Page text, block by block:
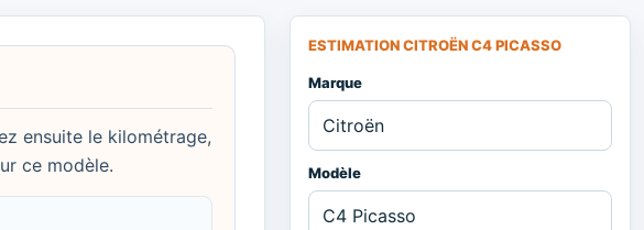
ensuite le kilométrage,
ce modèle.
ESTIMATION CITROËN C4 PICASSO
Marque
Modèle